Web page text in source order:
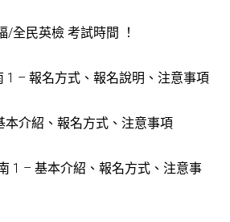
全民英檢 考試時間 ！
1 – 報名方式、報名說明、注意事項
本介紹、報名方式、注意事項
1 – 基本介紹、報名方式、注意事